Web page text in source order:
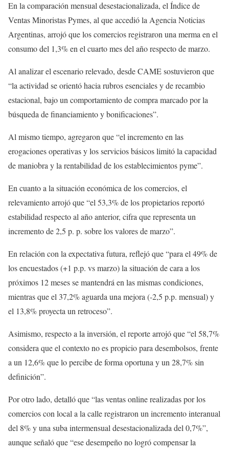
En la comparación mensual desestacionalizada, el Índice de
Ventas Minoristas Pymes, al que accedió la Agencia Noticias
Argentinas, arrojó que los comercios registraron una merma en el
consumo del 1,3% en el cuarto mes del año respecto de marzo.
Al analizar el escenario relevado, desde CAME sostuvieron que
“la actividad se orientó hacia rubros esenciales y de recambio
estacional, bajo un comportamiento de compra marcado por la
búsqueda de financiamiento y bonificaciones”.
Al mismo tiempo, agregaron que “el incremento en las
erogaciones operativas y los servicios básicos limitó la capacidad
de maniobra y la rentabilidad de los establecimientos pyme”.
En cuanto a la situación económica de los comercios, el
relevamiento arrojó que “el 53,3% de los propietarios reportó
estabilidad respecto al año anterior, cifra que representa un
incremento de 2,5 p. p. sobre los valores de marzo”.
En relación con la expectativa futura, reflejó que “para el 49% de
los encuestados (+1 p.p. vs marzo) la situación de cara a los
próximos 12 meses se mantendrá en las mismas condiciones,
mientras que el 37,2% aguarda una mejora (-2,5 p.p. mensual) y
el 13,8% proyecta un retroceso”.
Asimismo, respecto a la inversión, el reporte arrojó que “el 58,7%
considera que el contexto no es propicio para desembolsos, frente
a un 12,6% que lo percibe de forma oportuna y un 28,7% sin
definición”.
Por otro lado, detalló que “las ventas online realizadas por los
comercios con local a la calle registraron un incremento interanual
del 8% y una suba intermensual desestacionalizada del 0,7%”,
aunque señaló que “ese desempeño no logró compensar la